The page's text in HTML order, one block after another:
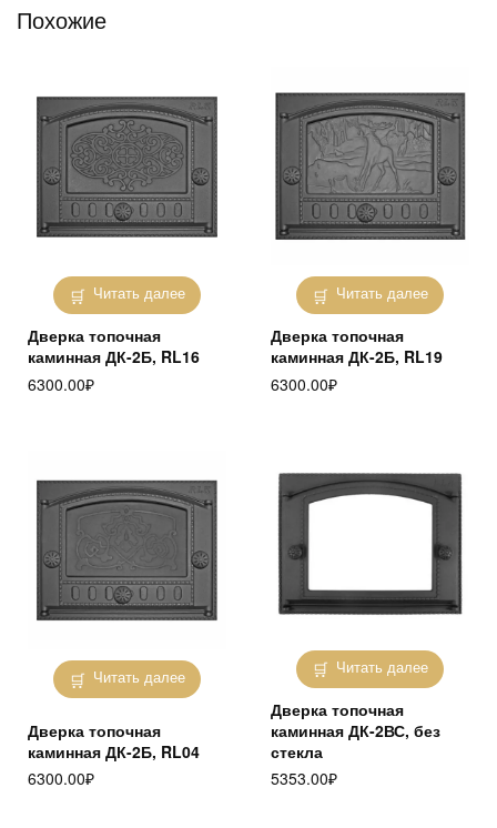
Похожие
Читать далее
Дверка топочная
каминная ДК-2Б, RL16
6300.00₽
Читать далее
Дверка топочная
каминная ДК-2Б, RL19
6300.00₽
Читать далее
Дверка топочная
каминная ДК-2Б, RL04
6300.00₽
Читать далее
Дверка топочная
каминная ДК-2ВС, без
стекла
5353.00₽